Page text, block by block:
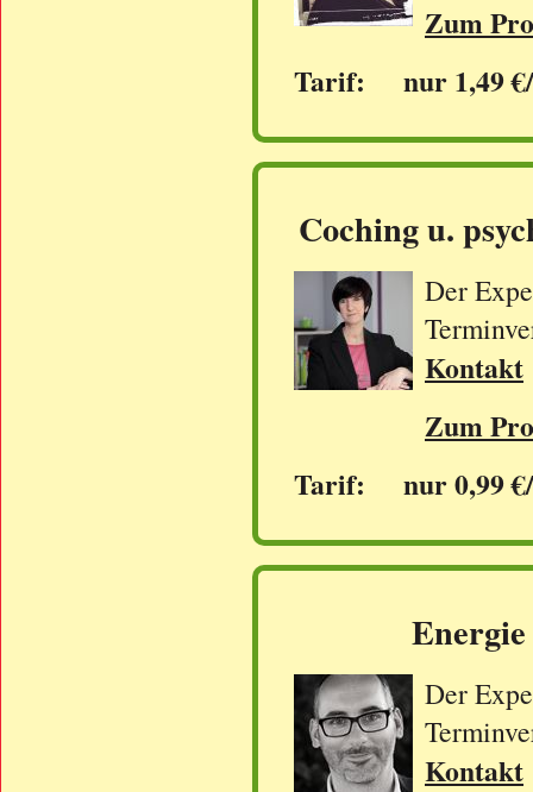
Zum
Tarif: nur 1,49
Coching u.
Der
Kontakt
Zum
Tarif: nur 0,99
Der
Kontakt